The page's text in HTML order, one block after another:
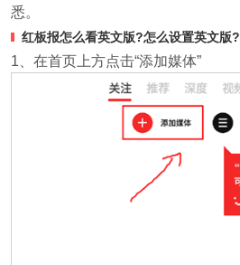
悉。
红板报怎么看英文版?怎么设置英文版?
1、在首页上方点击“添加媒体”